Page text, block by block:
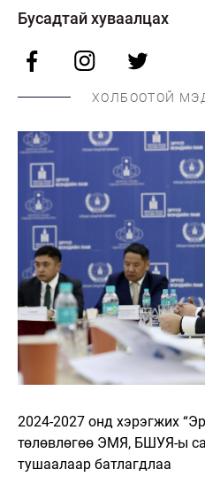
Бусадтай хуваалцах
ХОЛБООТОЙ
2024-2027 онд хэрэгжих
төлөвлөгөө ЭМЯ, БШУЯ-ы
тушаалаар батлагдлаа